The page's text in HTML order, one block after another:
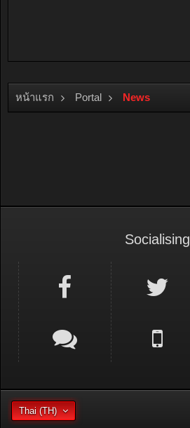
หน้าแรก Portal News
Socialising
Thai (TH)